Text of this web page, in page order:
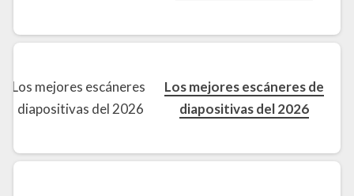
Los mejores escáneres de
diapositivas del 2026